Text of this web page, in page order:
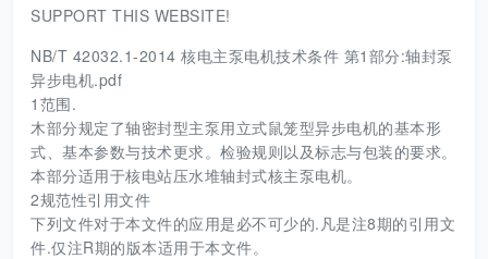
SUPPORT THIS WEBSITE!
NB/T 42032.1-2014 核电主泵电机技术条件 第1部分:轴封泵
异步电机.pdf
1范围.
木部分规定了轴密封型主泵用立式鼠笼型异步电机的基本形
式、基本参数与技术更求。检验规则以及标志与包装的要求。
本部分适用于核电站压水堆轴封式核主泵电机。
2规范性引用文件
下列文件对于本文件的应用是必不可少的.凡是注8期的引用文
件.仅注R期的版本适用于本文件。